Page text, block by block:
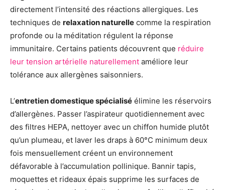
directement l’intensité des réactions allergiques. Les
techniques de relaxation naturelle comme la respiration
profonde ou la méditation régulent la réponse
immunitaire. Certains patients découvrent que réduire
leur tension artérielle naturellement améliore leur
tolérance aux allergènes saisonniers.
L’entretien domestique spécialisé élimine les réservoirs
d’allergènes. Passer l’aspirateur quotidiennement avec
des filtres HEPA, nettoyer avec un chiffon humide plutôt
qu’un plumeau, et laver les draps à 60°C minimum deux
fois mensuellement créent un environnement
défavorable à l’accumulation pollinique. Bannir tapis,
moquettes et rideaux épais supprime les surfaces de